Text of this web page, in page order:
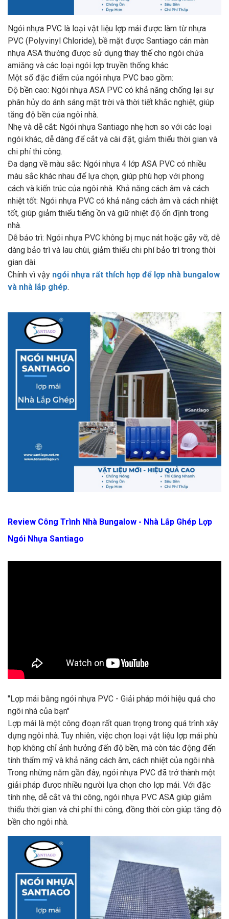
Ngói nhựa PVC là loại vật liệu lợp mái được làm từ nhựa
PVC (Polyvinyl Chloride), bề mặt được Santiago cán màn
nhựa ASA thường được sử dụng thay thế cho ngói chứa
amiăng và các loại ngói lợp truyền thống khác.
Một số đặc điểm của ngói nhựa PVC bao gồm:
Độ bền cao: Ngói nhựa ASA PVC có khả năng chống lại sự
phân hủy do ánh sáng mặt trời và thời tiết khắc nghiệt, giúp
tăng độ bền của ngôi nhà.
Nhẹ và dễ cắt: Ngói nhựa Santiago nhẹ hơn so với các loại
ngói khác, dễ dàng để cắt và cài đặt, giảm thiểu thời gian và
chi phí thi công.
Đa dạng về màu sắc: Ngói nhựa 4 lớp ASA PVC có nhiều
màu sắc khác nhau để lựa chọn, giúp phù hợp với phong
cách và kiến trúc của ngôi nhà. Khả năng cách âm và cách
nhiệt tốt: Ngói nhựa PVC có khả năng cách âm và cách nhiệt
tốt, giúp giảm thiểu tiếng ồn và giữ nhiệt độ ổn định trong
nhà.
Dễ bảo trì: Ngói nhựa PVC không bị mục nát hoặc gãy vỡ, dễ
dàng bảo trì và lau chùi, giảm thiểu chi phí bảo trì trong thời
gian dài.
Chính vì vậy ngói nhựa rất thích hợp để lợp nhà bungalow
và nhà lắp ghép.
Review Công Trình Nhà Bungalow - Nhà Lắp Ghép Lợp
Ngói Nhựa Santiago
"Lợp mái bằng ngói nhựa PVC - Giải pháp mới hiệu quả cho
ngôi nhà của bạn"
Lợp mái là một công đoạn rất quan trọng trong quá trình xây
dựng ngôi nhà. Tuy nhiên, việc chọn loại vật liệu lợp mái phù
hợp không chỉ ảnh hưởng đến độ bền, mà còn tác động đến
tính thẩm mỹ và khả năng cách âm, cách nhiệt của ngôi nhà.
Trong những năm gần đây, ngói nhựa PVC đã trở thành một
giải pháp được nhiều người lựa chọn cho lợp mái. Với đặc
tính nhẹ, dễ cắt và thi công, ngói nhựa PVC ASA giúp giảm
thiểu thời gian và chi phí thi công, đồng thời còn giúp tăng độ
bền cho ngôi nhà.